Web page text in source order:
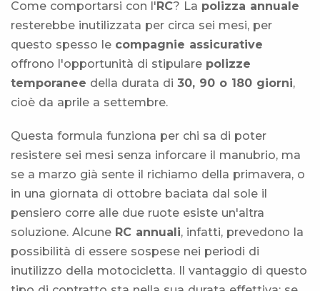
Come comportarsi con l' RC? La polizza annuale
resterebbe inutilizzata per circa sei mesi, per
questo spesso le compagnie assicurative
offrono l'opportunità di stipulare polizze
temporanee della durata di 30, 90 o 180 giorni,
cioè da aprile a settembre.
Questa formula funziona per chi sa di poter
resistere sei mesi senza inforcare il manubrio, ma
se a marzo già sente il richiamo della primavera, o
in una giornata di ottobre baciata dal sole il
pensiero corre alle due ruote esiste un'altra
soluzione. Alcune RC annuali, infatti, prevedono la
possibilità di essere sospese nei periodi di
inutilizzo della motocicletta. Il vantaggio di questo